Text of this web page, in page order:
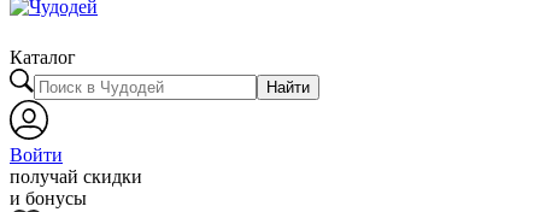
Каталог
Найти
Войти
получай скидки
и бонусы